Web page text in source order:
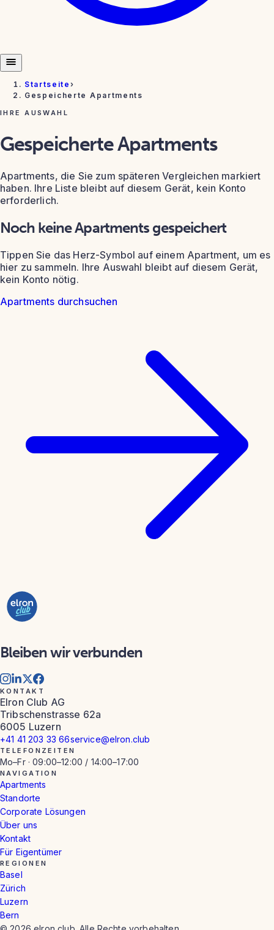
Startseite ›
Gespeicherte Apartments
IHRE AUSWAHL
Gespeicherte Apartments
Apartments, die Sie zum späteren Vergleichen markiert
haben. Ihre Liste bleibt auf diesem Gerät, kein Konto
erforderlich.
Noch keine Apartments gespeichert
Tippen Sie das Herz-Symbol auf einem Apartment, um es
hier zu sammeln. Ihre Auswahl bleibt auf diesem Gerät,
kein Konto nötig.
Apartments durchsuchen
Bleiben wir verbunden
KONTAKT
Elron Club AG
Tribschenstrasse 62a
6005 Luzern
+41 41 203 33 66service@elron.club
TELEFONZEITEN
Mo–Fr · 09:00–12:00 / 14:00–17:00
NAVIGATION
Apartments
Standorte
Corporate Lösungen
Über uns
Kontakt
Für Eigentümer
REGIONEN
Basel
Zürich
Luzern
Bern